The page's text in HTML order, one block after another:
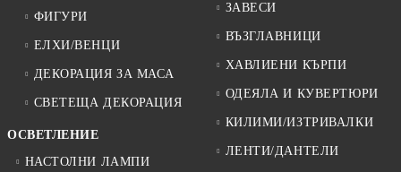
ФИГУРИ
ЕЛХИ/ВЕНЦИ
ДЕКОРАЦИЯ ЗА МАСА
СВЕТЕЩА ДЕКОРАЦИЯ
ОСВЕТЛЕНИЕ
НАСТОЛНИ ЛАМПИ
ЗАВЕСИ
ВЪЗГЛАВНИЦИ
ХАВЛИЕНИ КЪРПИ
ОДЕЯЛА И КУВЕРТЮРИ
КИЛИМИ/ИЗТРИВАЛКИ
ЛЕНТИ/ДАНТЕЛИ